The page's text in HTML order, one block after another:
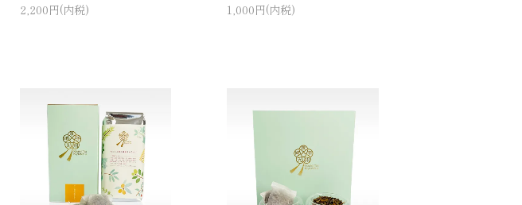
2,200円(内税) 1,000円(内税)